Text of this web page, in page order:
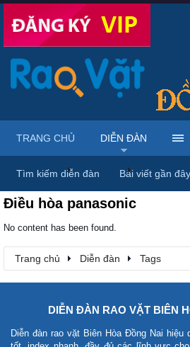
Trang chủ Diễn đàn Tags
Điều hòa panasonic
No content has been found.
Trang chủ Diễn đàn Tags
TRANG CHỦ DIỄN ĐÀN
Tìm kiếm diễn đàn Bài viết gần đây
DIỄN ĐÀN RAO VẶT BIÊN
Diễn đàn rao vặt Biên Hòa Đồng Nai hiệu